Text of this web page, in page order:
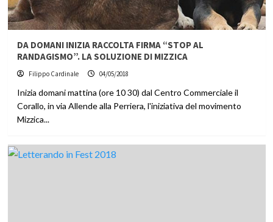
DA DOMANI INIZIA RACCOLTA FIRMA “STOP AL
RANDAGISMO”. LA SOLUZIONE DI MIZZICA
Filippo Cardinale 04/05/2018
Inizia domani mattina (ore 10 30) dal Centro Commerciale il
Corallo, in via Allende alla Perriera, l'iniziativa del movimento
Mizzica...